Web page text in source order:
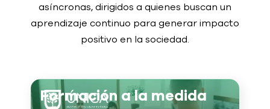
asíncronas, dirigidos a quienes buscan un
aprendizaje continuo para generar impacto
positivo en la sociedad.
Formación a la medida